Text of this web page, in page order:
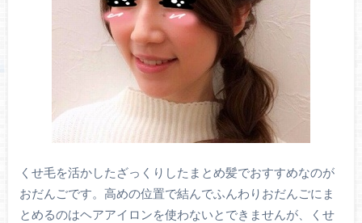
くせ毛を活かしたざっくりしたまとめ髪でおすすめなのが
おだんごです。高めの位置で結んでふんわりおだんごにま
とめるのはヘアアイロンを使わないとできませんが、くせ